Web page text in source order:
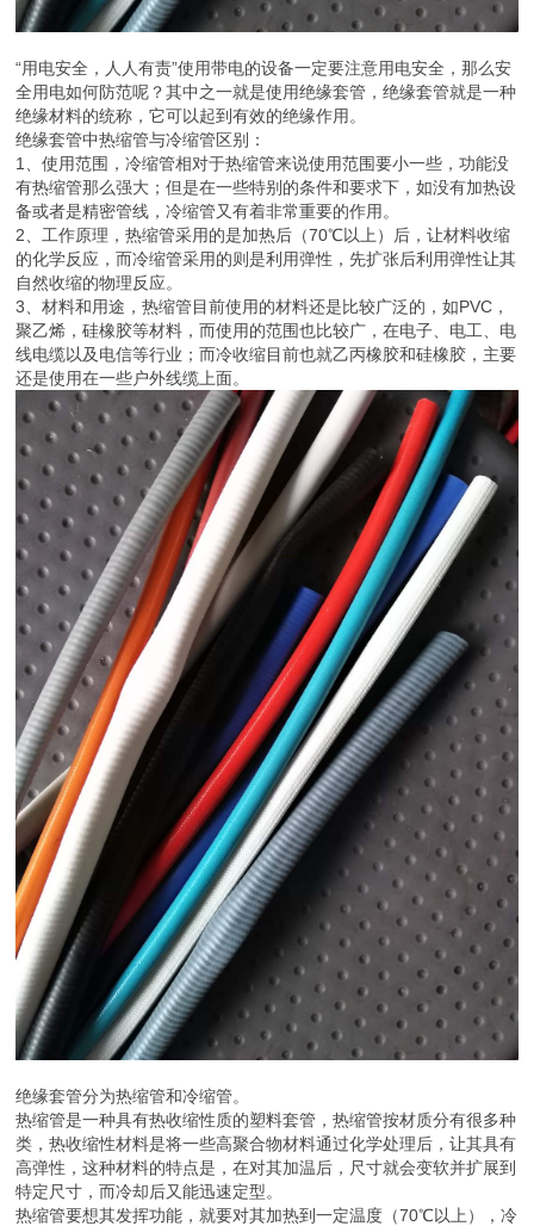
“用电安全，人人有责”使用带电的设备一定要注意用电安全，那么安
全用电如何防范呢？其中之一就是使用绝缘套管，绝缘套管就是一种
绝缘材料的统称，它可以起到有效的绝缘作用。
绝缘套管中热缩管与冷缩管区别：
1、使用范围，冷缩管相对于热缩管来说使用范围要小一些，功能没
有热缩管那么强大；但是在一些特别的条件和要求下，如没有加热设
备或者是精密管线，冷缩管又有着非常重要的作用。
2、工作原理，热缩管采用的是加热后（70℃以上）后，让材料收缩
的化学反应，而冷缩管采用的则是利用弹性，先扩张后利用弹性让其
自然收缩的物理反应。
3、材料和用途，热缩管目前使用的材料还是比较广泛的，如PVC，
聚乙烯，硅橡胶等材料，而使用的范围也比较广，在电子、电工、电
线电缆以及电信等行业；而冷收缩目前也就乙丙橡胶和硅橡胶，主要
还是使用在一些户外线缆上面。
绝缘套管分为热缩管和冷缩管。
热缩管是一种具有热收缩性质的塑料套管，热缩管按材质分有很多种
类，热收缩性材料是将一些高聚合物材料通过化学处理后，让其具有
高弹性，这种材料的特点是，在对其加温后，尺寸就会变软并扩展到
特定尺寸，而冷却后又能迅速定型。
热缩管要想其发挥功能，就要对其加热到一定温度（70℃以上），冷